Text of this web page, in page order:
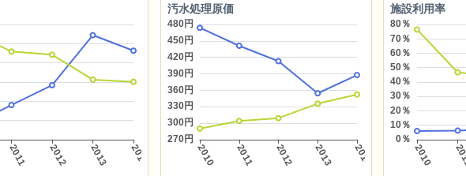
汚水処理原価 施設利用率